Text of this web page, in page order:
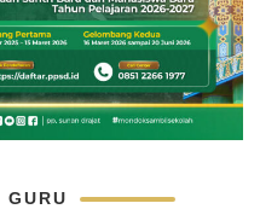
GURU